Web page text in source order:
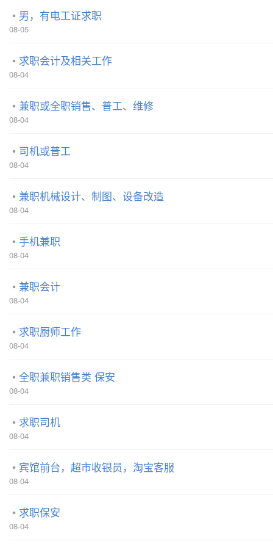
男，有电工证求职
08-05
求职会计及相关工作
08-04
兼职或全职销售、普工、维修
08-04
司机或普工
08-04
兼职机械设计、制图、设备改造
08-04
手机兼职
08-04
兼职会计
08-04
求职厨师工作
08-04
全职兼职销售类 保安
08-04
求职司机
08-04
宾馆前台，超市收银员，淘宝客服
08-04
求职保安
08-04